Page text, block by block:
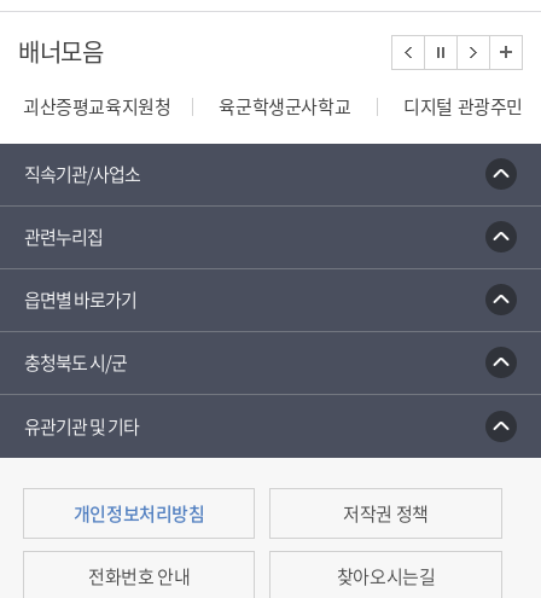
배너모음
괴산증평교육지원청 육군학생군사학교
디지털 관광주민증
직속기관/사업소
관련누리집
읍면별 바로가기
충청북도 시/군
유관기관 및 기타
개인정보처리방침 저작권 정책
전화번호 안내 찾아오시는길